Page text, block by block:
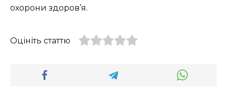
охорони здоров’я.
Оцініть статтю